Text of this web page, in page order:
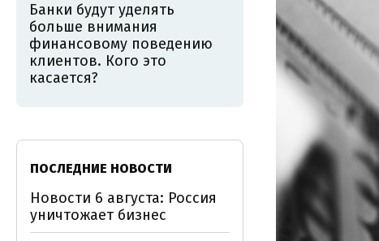
Банки будут уделять
больше внимания
финансовому поведению
клиентов. Кого это
касается?
ПОСЛЕДНИЕ НОВОСТИ
Новости 6 августа: Россия
уничтожает бизнес